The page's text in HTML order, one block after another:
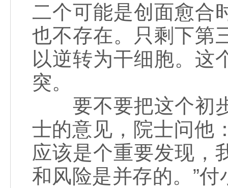
二个可能是创面愈合
也不存在。只剩下第
以逆转为干细胞。这
突。
要不要把这个初步
士的意见，院士问他
应该是个重要发现，
和风险是并存的。”